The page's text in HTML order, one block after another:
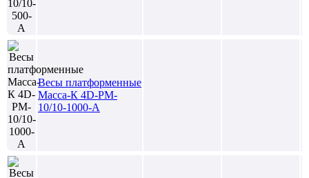
Весы платформенные
Масса-К 4D-PM-
10/10-1000-A